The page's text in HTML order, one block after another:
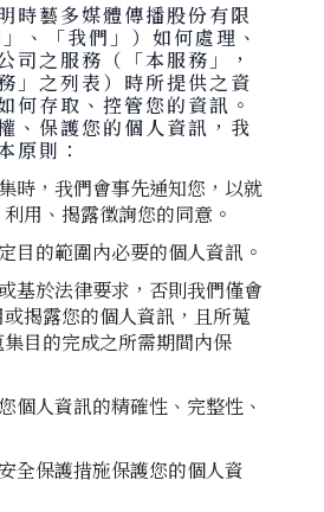
時藝多媒體傳播股份有限
、「我們」）如何處理、
司之服務（「本服務」，
」之列表）時所提供之資
何存取、控管您的資訊。
、保護您的個人資訊，我
原則：
時，我們會事先通知您，以就
用、揭露徵詢您的同意。
目的範圍內必要的個人資訊。
基於法律要求，否則我們僅會
揭露您的個人資訊，且所蒐
目的完成之所需期間內保
個人資訊的精確性、完整性、
全保護措施保護您的個人資